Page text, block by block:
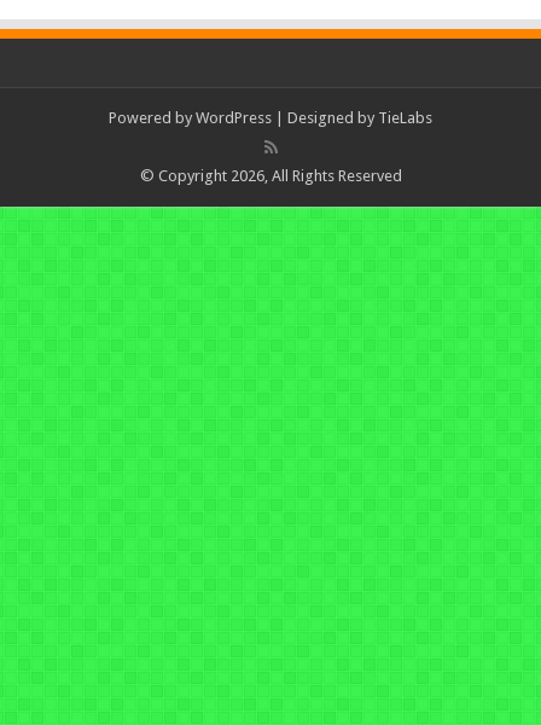
Powered by WordPress | Designed by TieLabs
© Copyright 2026, All Rights Reserved